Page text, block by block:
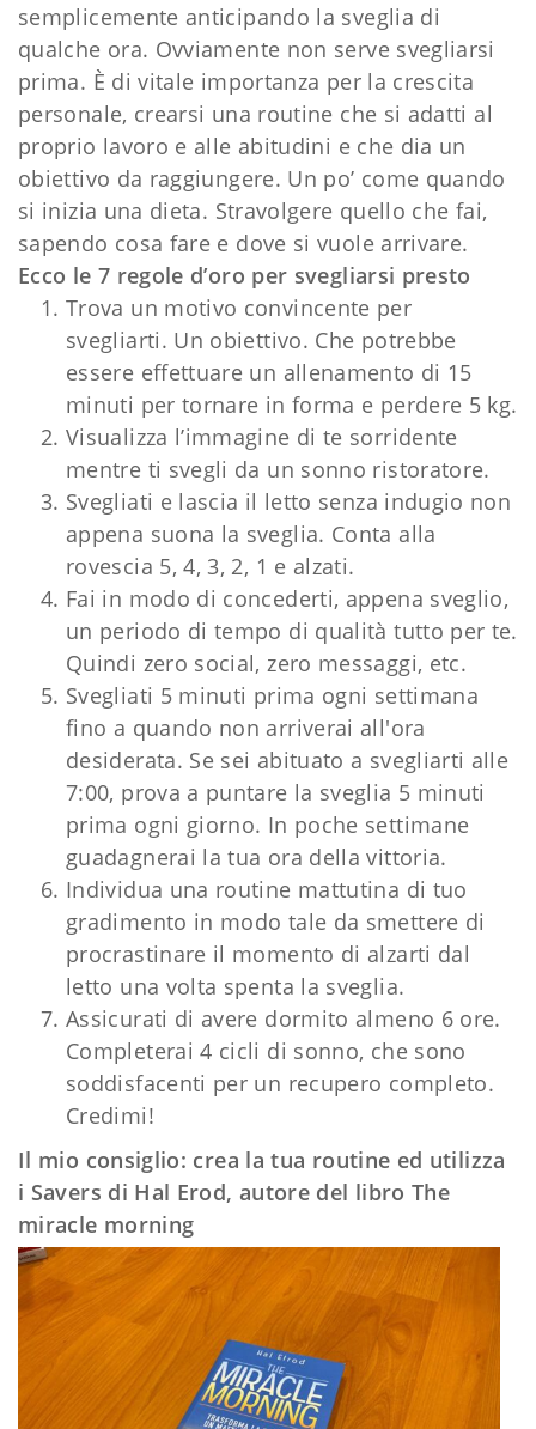
semplicemente anticipando la sveglia di
qualche ora. Ovviamente non serve svegliarsi
prima. È di vitale importanza per la crescita
personale, crearsi una routine che si adatti al
proprio lavoro e alle abitudini e che dia un
obiettivo da raggiungere. Un po’ come quando
si inizia una dieta. Stravolgere quello che fai,
sapendo cosa fare e dove si vuole arrivare.
Ecco le 7 regole d’oro per svegliarsi presto
Trova un motivo convincente per
svegliarti. Un obiettivo. Che potrebbe
essere effettuare un allenamento di 15
minuti per tornare in forma e perdere 5 kg.
Visualizza l’immagine di te sorridente
mentre ti svegli da un sonno ristoratore.
Svegliati e lascia il letto senza indugio non
appena suona la sveglia. Conta alla
rovescia 5, 4, 3, 2, 1 e alzati.
Fai in modo di concederti, appena sveglio,
un periodo di tempo di qualità tutto per te.
Quindi zero social, zero messaggi, etc.
Svegliati 5 minuti prima ogni settimana
fino a quando non arriverai all'ora
desiderata. Se sei abituato a svegliarti alle
7:00, prova a puntare la sveglia 5 minuti
prima ogni giorno. In poche settimane
guadagnerai la tua ora della vittoria.
Individua una routine mattutina di tuo
gradimento in modo tale da smettere di
procrastinare il momento di alzarti dal
letto una volta spenta la sveglia.
Assicurati di avere dormito almeno 6 ore.
Completerai 4 cicli di sonno, che sono
soddisfacenti per un recupero completo.
Credimi!
Il mio consiglio: crea la tua routine ed utilizza
i Savers di Hal Erod, autore del libro The
miracle morning